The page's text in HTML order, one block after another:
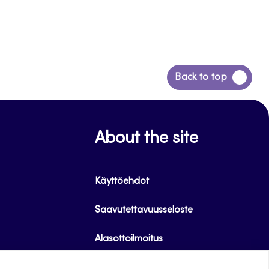
Back to top
Siirry
takaisin
About the site
Käyttöehdot
Saavutettavuusseloste
Alasottoilmoitus